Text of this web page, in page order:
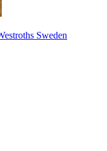
Sweden